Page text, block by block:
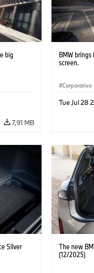
big
7,91 MB
BMW
screen.
Corporativo
Tue Jul 28
Silver
The new
(12/2025)